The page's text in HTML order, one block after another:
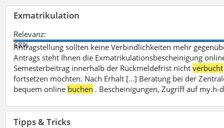
Exmatrikulation
Relevanz:
68%
Antragstellung sollten keine Verbindlichkeiten mehr
Antrags steht Ihnen die Exmatrikulationsbescheinigung
Semesterbeitrag innerhalb der Rückmeldefrist nichtverbucht
fortsetzen möchten. Nach Erhalt [...] Beratung bei der
bequem online buchen . Bescheinigungen, Zugriff auf
Tipps & Tricks